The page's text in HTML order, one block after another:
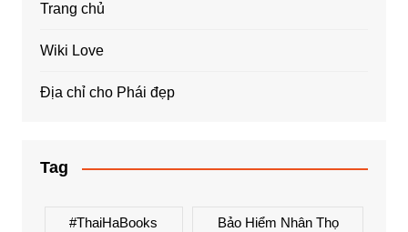
Trang chủ
Wiki Love
Địa chỉ cho Phái đẹp
Tag
#ThaiHaBooks Bảo Hiểm Nhân Thọ